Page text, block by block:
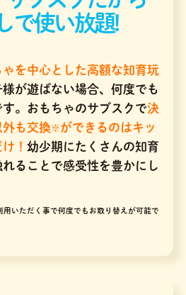
で使い放題!
を中心とした高額な知育玩
様が遊ばない場合、何度でも
。おもちゃのサブスクで決
外も交換※ ができるのはキッ
！ 幼少期にたくさんの知育
ることで感受性を豊かにし
いただく事で何度でもお取り替えが可能で